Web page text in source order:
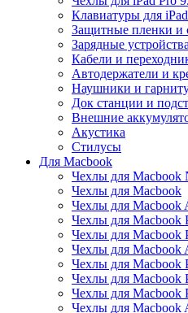
Клавиатуры для iPad
Защитные пленки и
Зарядные устройства
Кабели и
Автодержатели и
Наушники и
Док станции и
Внешние
Акустика
Стилусы
Для Macbook
Чехлы для Macbook
Чехлы для Macbook
Чехлы для Macbook
Чехлы для Macbook
Чехлы для Macbook
Чехлы для Macbook
Чехлы для Macbook
Чехлы для Macbook
Чехлы для Macbook
Чехлы для Macbook